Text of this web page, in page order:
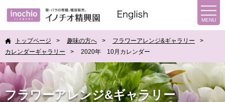
トップページ 趣味の方へ
フラワーアレンジ&ギャラリー
カレンダーギャラリー
2020年 10月カレンダー
フラワーアレンジ&ギャラリー